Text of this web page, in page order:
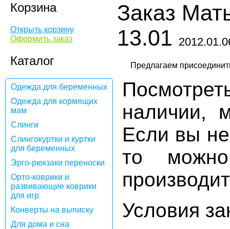
Корзина
Открыть корзину
Оформить заказ
Каталог
Одежда для беременных
Одежда для кормящих
мам
Слинги
Слингокуртки и куртки
для беременных
Эрго-рюкзаки переноски
Орто-коврики и
развивающие коврики
для игр
Конверты на выписку
Для дома и сна
Заказ
13.01
наличии,
Если вы
то
Условия